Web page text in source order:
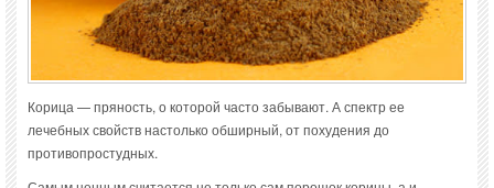
Корица — пряность, о которой часто забывают. А спектр ее
лечебных свойств настолько обширный, от похудения до
противопростудных.